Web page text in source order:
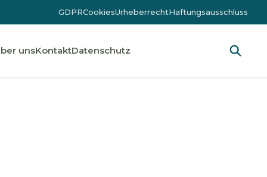
GDPRCookiesUrheberrechtHaftungsausschluss
unsKontaktDatenschutz